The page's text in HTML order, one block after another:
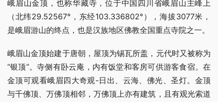
峨眉山金顶，也称华藏寺，位于中国四川省峨眉山主峰上
（北纬29.52567°，东经103.336802°），海拔3077米，
是峨眉游山的终点，也是汉族地区佛教全国重点寺院之一。
峨眉山金顶始建于唐朝，屋顶为锡瓦所盖，元代时又被称为
“银顶”。寺侧有卧云庵，内有饭堂和客房可供游客食宿。在
金顶可观看峨眉四大奇观-日出、云海、佛光、圣灯。金顶
与千佛顶、万佛顶相邻，万佛顶上亦有建筑，且有观光索道